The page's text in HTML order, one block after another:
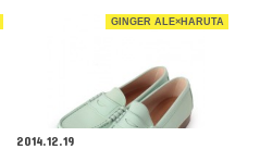
GINGER ALE×HARUTA
2014.12.19